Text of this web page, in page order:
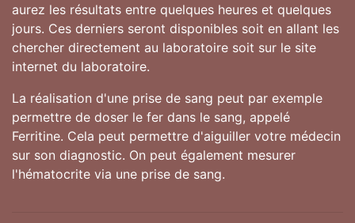
aurez les résultats entre quelques heures et quelques
jours. Ces derniers seront disponibles soit en allant les
chercher directement au laboratoire soit sur le site
internet du laboratoire.
La réalisation d'une prise de sang peut par exemple
permettre de doser le fer dans le sang, appelé
Ferritine. Cela peut permettre d'aiguiller votre médecin
sur son diagnostic. On peut également mesurer
l'hématocrite via une prise de sang.